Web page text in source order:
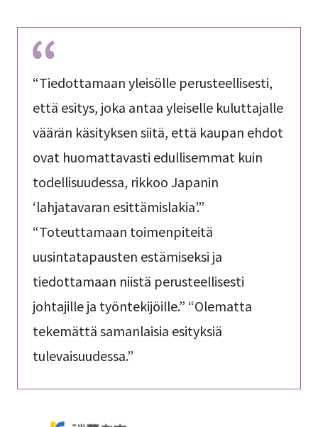
“Tiedottamaan yleisölle perusteellisesti,
että esitys, joka antaa yleiselle kuluttajalle
väärän käsityksen siitä, että kaupan ehdot
ovat huomattavasti edullisemmat kuin
todellisuudessa, rikkoo Japanin
‘lahjatavaran esittämislakia’.”
“Toteuttamaan toimenpiteitä
uusintatapausten estämiseksi ja
tiedottamaan niistä perusteellisesti
johtajille ja työntekijöille.” “Olematta
tekemättä samanlaisia esityksiä
tulevaisuudessa.”